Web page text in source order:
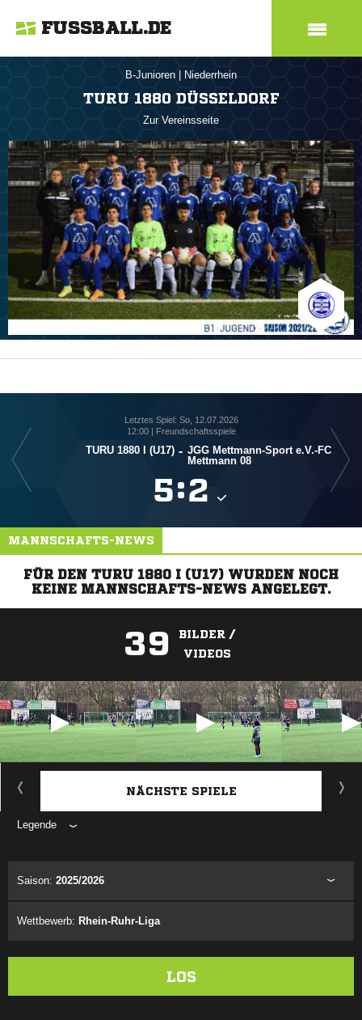
FUSSBALL.DE
B-Junioren Niederrhein
TURU 1880 DÜSSELDORF
Zur Vereinsseite
Letztes Spiel: So, 12.07.2026
12:00 | Freundschaftsspiele
TURU 1880 I (U17) - JGG Mettmann-Sport e.V.-FC
Mettmann 08
:
MANNSCHAFTS-NEWS
FÜR DEN TURU 1880 I (U17) WURDEN NOCH
KEINE MANNSCHAFTS-NEWS ANGELEGT.
39
BILDER /
VIDEOS
ANZEIGE
NÄCHSTE SPIELE
Legende
Saison: 2025/2026
Wettbewerb: Rhein-Ruhr-Liga
LOS